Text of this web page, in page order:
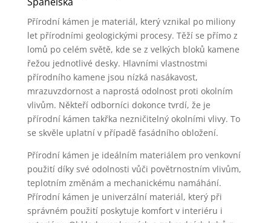
Přírodní kámen je materiál, který vznikal po miliony
let přírodními geologickými procesy. Těží se přímo z
lomů po celém světě, kde se z velkých bloků kamene
řežou jednotlivé desky. Hlavními vlastnostmi
přírodního kamene jsou nízká nasákavost,
mrazuvzdornost a naprostá odolnost proti okolním
vlivům. Někteří odborníci dokonce tvrdí, že je
přírodní kámen takřka nezničitelný okolními vlivy. To
se skvěle uplatní v případě fasádního obložení.
Přírodní kámen je ideálním materiálem pro venkovní
použití díky své odolnosti vůči povětrnostním vlivům,
teplotním změnám a mechanickému namáhání.
Přírodní kámen je univerzální materiál, který při
správném použití poskytuje komfort v interiéru i